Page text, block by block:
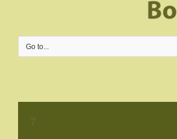
Go to...